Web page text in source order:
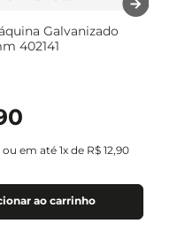
Galvanizado
402141
ou em até 1x de R$ 12,90
ao carrinho